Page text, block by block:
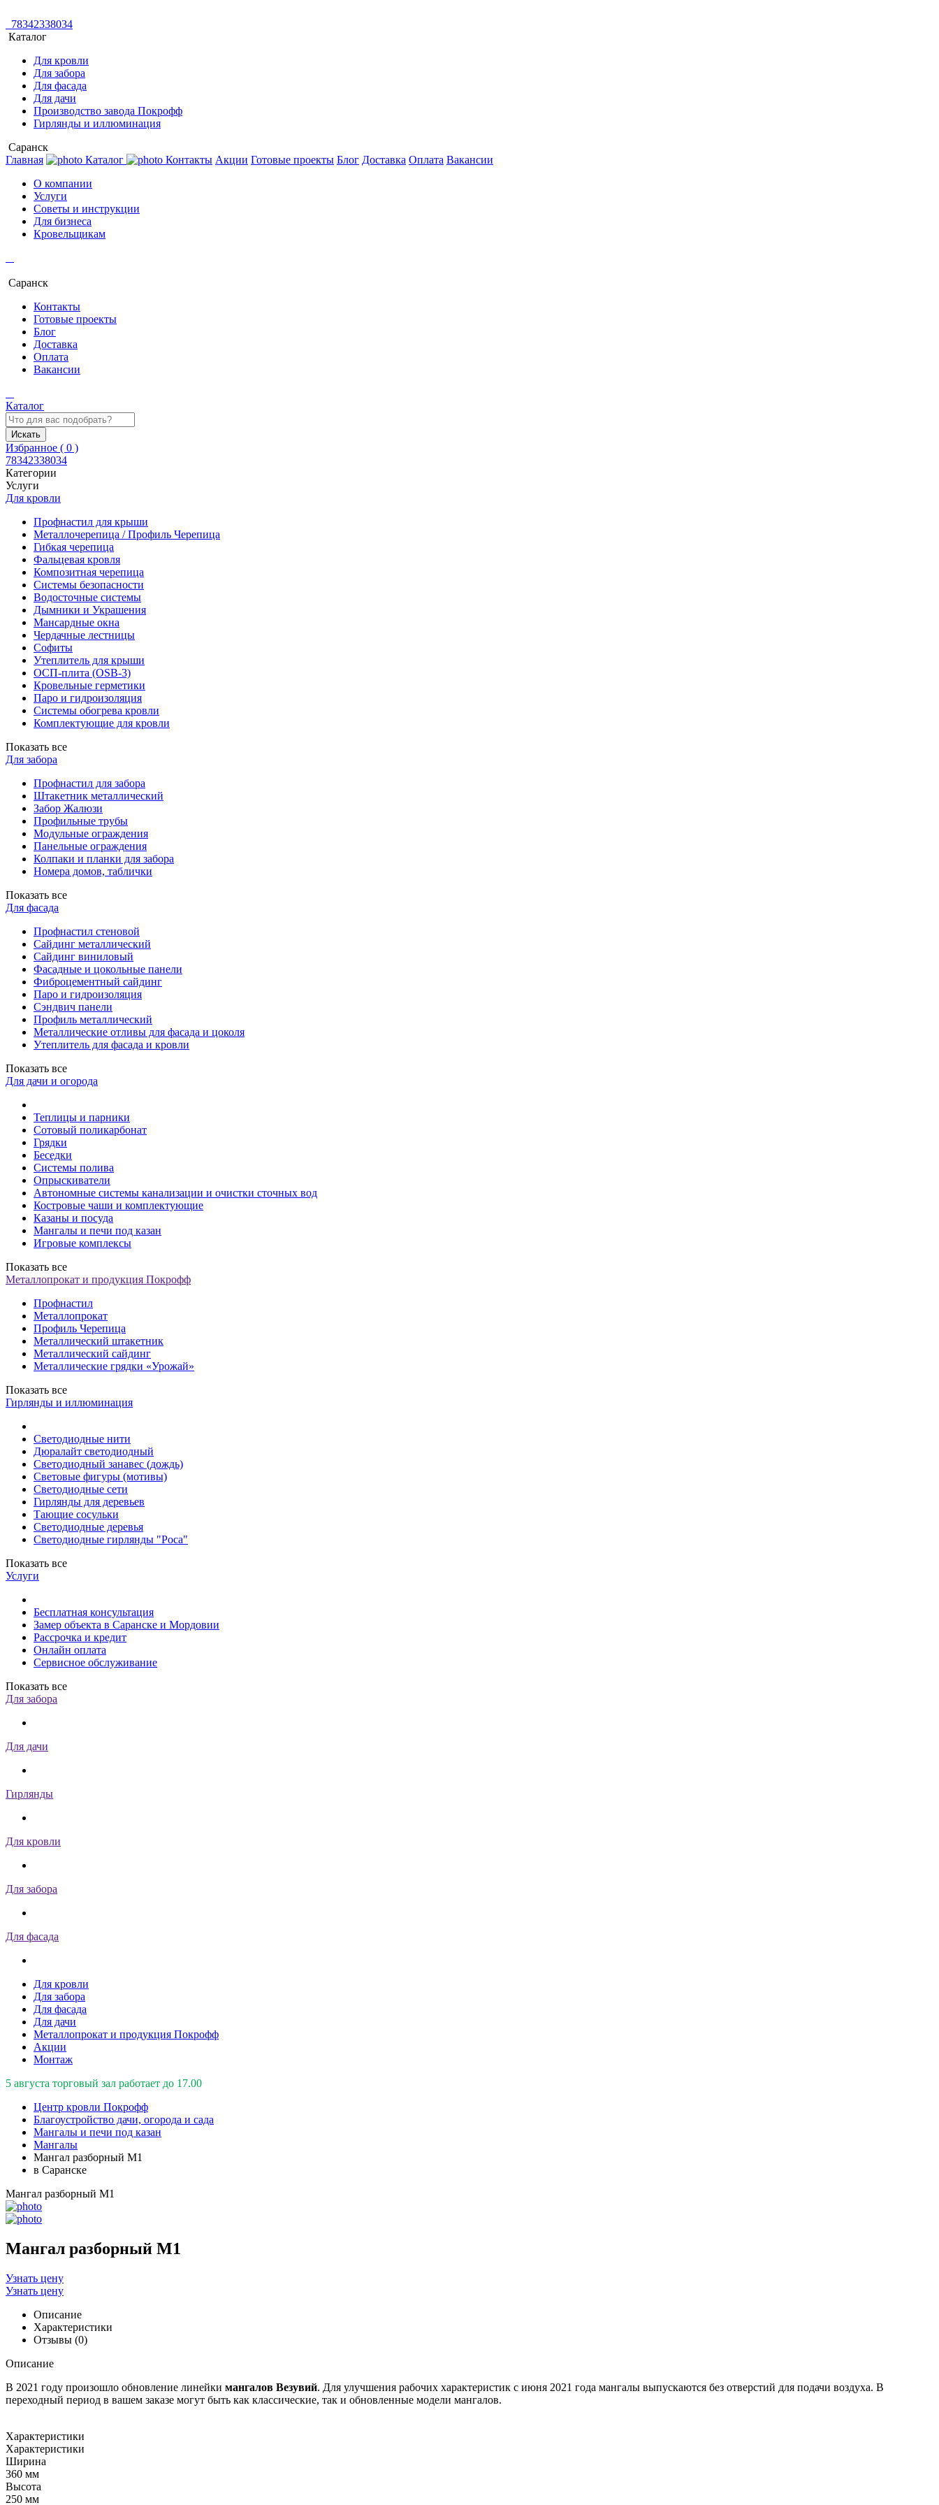
78342338034
Каталог
Для кровли
Для забора
Для фасада
Для дачи
Производство завода Покрофф
Гирлянды и иллюминация
Саранск
Главная
Каталог Контакты Акции Готовые проекты Блог Доставка Оплата Вакансии
О компании
Услуги
Советы и инструкции
Для бизнеса
Кровельщикам
Саранск
Контакты
Готовые проекты
Блог
Доставка
Оплата
Вакансии
Каталог
Искать
Избранное ( 0 )
78342338034
Категории
Услуги
Для кровли
Профнастил для крыши
Металлочерепица / Профиль Черепица
Гибкая черепица
Фальцевая кровля
Композитная черепица
Системы безопасности
Водосточные системы
Дымники и Украшения
Мансардные окна
Чердачные лестницы
Софиты
Утеплитель для крыши
ОСП-плита (OSB-3)
Кровельные герметики
Паро и гидроизоляция
Системы обогрева кровли
Комплектующие для кровли
Показать все
Для забора
Профнастил для забора
Штакетник металлический
Забор Жалюзи
Профильные трубы
Модульные ограждения
Панельные ограждения
Колпаки и планки для забора
Номера домов, таблички
Показать все
Для фасада
Профнастил стеновой
Сайдинг металлический
Сайдинг виниловый
Фасадные и цокольные панели
Фиброцементный сайдинг
Паро и гидроизоляция
Сэндвич панели
Профиль металлический
Металлические отливы для фасада и цоколя
Утеплитель для фасада и кровли
Показать все
Для дачи и огорода
Теплицы и парники
Сотовый поликарбонат
Грядки
Беседки
Системы полива
Опрыскиватели
Автономные системы канализации и очистки сточных вод
Костровые чаши и комплектующие
Казаны и посуда
Мангалы и печи под казан
Игровые комплексы
Показать все
Металлопрокат и продукция Покрофф
Профнастил
Металлопрокат
Профиль Черепица
Металлический штакетник
Металлический сайдинг
Металлические грядки «Урожай»
Показать все
Гирлянды и иллюминация
Светодиодные нити
Дюралайт светодиодный
Светодиодный занавес (дождь)
Световые фигуры (мотивы)
Светодиодные сети
Гирлянды для деревьев
Тающие сосульки
Светодиодные деревья
Светодиодные гирлянды "Роса"
Показать все
Услуги
Бесплатная консультация
Замер объекта в Саранске и Мордовии
Рассрочка и кредит
Онлайн оплата
Сервисное обслуживание
Показать все
Для забора
Для дачи
Гирлянды
Для кровли
Для забора
Для фасада
Для кровли
Для забора
Для фасада
Для дачи
Металлопрокат и продукция Покрофф
Акции
Монтаж
5 августа торговый зал работает до 17.00
Центр кровли Покрофф
Благоустройство дачи, огорода и сада
Мангалы и печи под казан
Мангалы
Мангал разборный М1
в Саранске
Мангал разборный М1
Мангал разборный М1
Узнать цену
Узнать цену
Описание
Характеристики
Отзывы (0)
Описание
В 2021 году произошло обновление линейки мангалов Везувий. Для улучшения рабочих характеристик с июня 2021 года мангалы выпускаются без отверстий для подачи воздуха. В
переходный период в вашем заказе могут быть как классические, так и обновленные модели мангалов.
Характеристики
Характеристики
Ширина
360 мм
Высота
250 мм